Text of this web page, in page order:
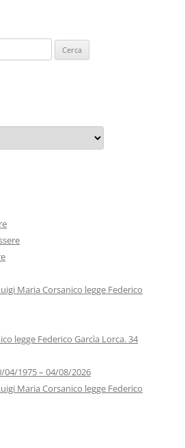
Maria Corsanico legge Federico
legge Federico Garcìa Lorca. 34
04/1975 – 04/08/2026
Maria Corsanico legge Federico